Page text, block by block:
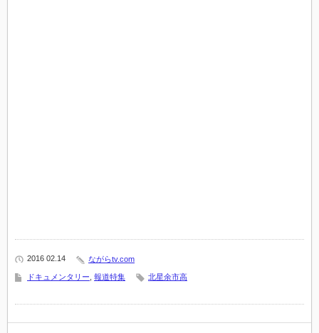
2016 02.14 ながらtv.com
ドキュメンタリー 報道特集 北星余市高